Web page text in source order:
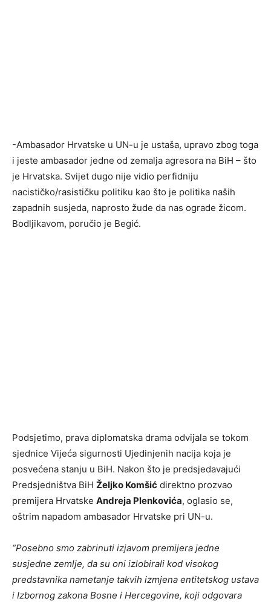
-Ambasador Hrvatske u UN-u je ustaša, upravo zbog toga
i jeste ambasador jedne od zemalja agresora na BiH – što
je Hrvatska. Svijet dugo nije vidio perfidniju
nacističko/rasističku politiku kao što je politika naših
zapadnih susjeda, naprosto žude da nas ograde žicom.
Bodljikavom, poručio je Begić.
Podsjetimo, prava diplomatska drama odvijala se tokom
sjednice Vijeća sigurnosti Ujedinjenih nacija koja je
posvećena stanju u BiH. Nakon što je predsjedavajući
Predsjedništva BiH Željko Komšić direktno prozvao
premijera Hrvatske Andreja Plenkovića, oglasio se,
oštrim napadom ambasador Hrvatske pri UN-u.
“Posebno smo zabrinuti izjavom premijera jedne
susjedne zemlje, da su oni izlobirali kod visokog
predstavnika nametanje takvih izmjena entitetskog ustava
i Izbornog zakona Bosne i Hercegovine, koji odgovara